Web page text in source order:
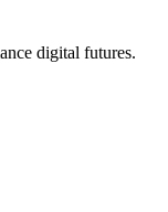
digital futures.